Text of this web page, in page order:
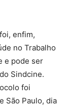
enfim,
no Trabalho
e pode ser
Sindcine.
foi
São Paulo, dia